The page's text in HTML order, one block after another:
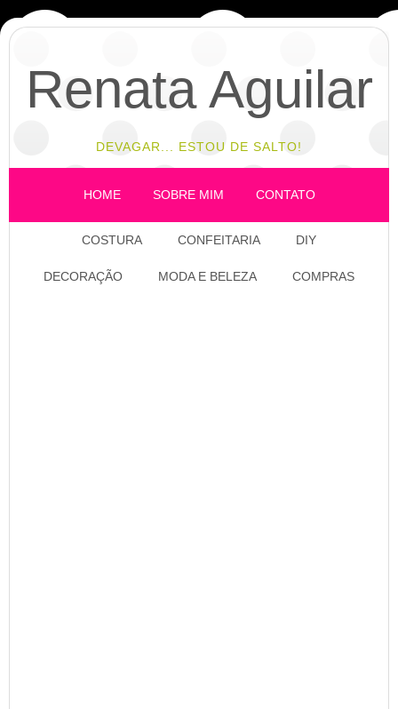
Renata Aguilar
DEVAGAR... ESTOU DE SALTO!
HOME SOBRE MIM CONTATO
COSTURA CONFEITARIA DIY
DECORAÇÃO MODA E BELEZA COMPRAS